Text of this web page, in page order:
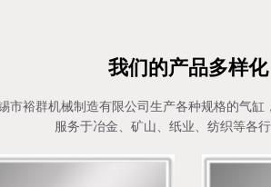
我们的产品多样化
市裕群机械制造有限公司生产各种规格的气缸
服务于冶金、矿山、纸业、纺织等各行